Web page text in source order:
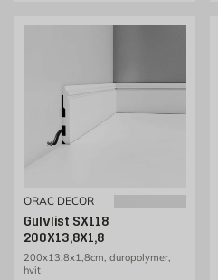
ORAC DECOR
Gulvlist SX118
200X13,8X1,8
200x13,8x1,8cm, duropolymer,
hvit